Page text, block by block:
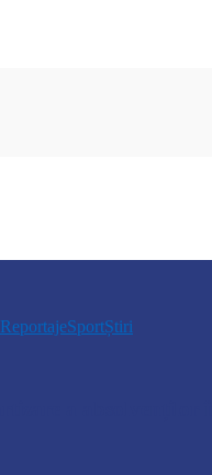
ReportajeSportȘtiri